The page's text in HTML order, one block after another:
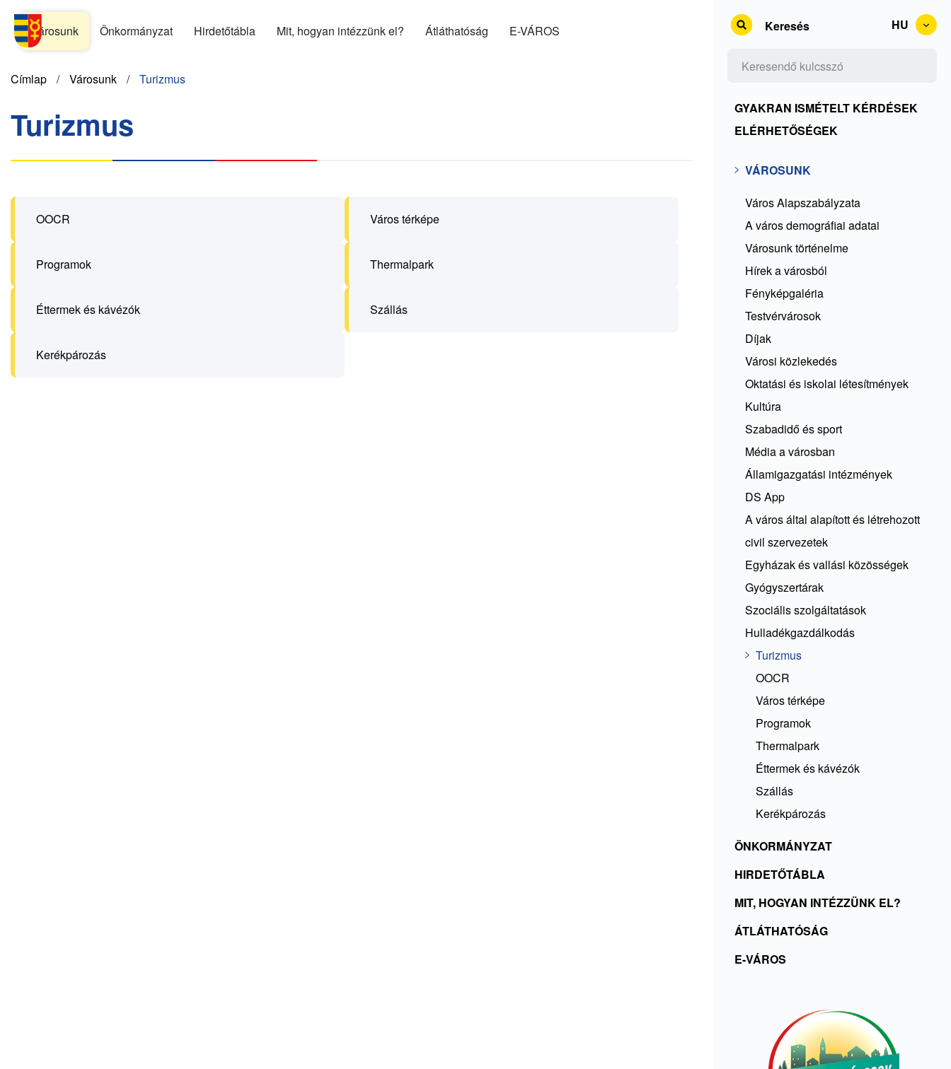
Ugrás
tartalomra
Menu
SK
Városunk Önkormányzat Hirdetőtábla Mit, hogyan intézzünk el? Átláthatóság E-VÁROS
Morzsa
Címlap Városunk Turizmus
Turizmus
OOCR Város térképe
Programok Thermalpark
Éttermek és kávézók Szállás
Kerékpározás
HU
Kontakty
+
Rss
+
ČKO
GYAKRAN ISMÉTELT KÉRDÉSEK
ELÉRHETŐSÉGEK
Városunk
VÁROSUNK
Város Alapszabályzata
A város demográfiai adatai
Városunk történelme
Hírek a városból
Fényképgaléria
Testvérvárosok
Díjak
Városi közlekedés
Oktatási és iskolai létesítmények
Kultúra
Szabadidő és sport
Média a városban
Államigazgatási intézmények
DS App
A város által alapított és létrehozott
civil szervezetek
Egyházak és vallási közösségek
Gyógyszertárak
Szociális szolgáltatások
Hulladékgazdálkodás
Turizmus
OOCR
Város térképe
Programok
Thermalpark
Éttermek és kávézók
Szállás
Kerékpározás
ÖNKORMÁNYZAT
HIRDETŐTÁBLA
MIT, HOGYAN INTÉZZÜNK EL?
ÁTLÁTHATÓSÁG
E-VÁROS